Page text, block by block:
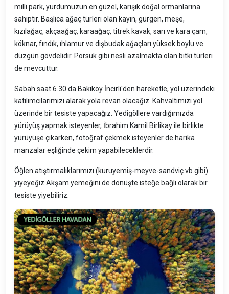
milli park, yurdumuzun en güzel, karışık doğal ormanlarına
sahiptir. Başlıca ağaç türleri olan kayın, gürgen, meşe,
kızılağaç, akçaağaç, karaağaç, titrek kavak, sarı ve kara çam,
köknar, fındık, ıhlamur ve dişbudak ağaçları yüksek boylu ve
düzgün gövdelidir. Porsuk gibi nesli azalmakta olan bitki türleri
de mevcuttur.
Sabah saat 6.30 da Bakıköy İncirli'den hareketle, yol üzerindeki
katılımcılarımızı alarak yola revan olacağız. Kahvaltımızı yol
üzerinde bir tesiste yapacağız. Yedigöllere vardığımızda
yürüyüş yapmak isteyenler, İbrahim Kamil Birlikay ile birlikte
yürüyüşe çıkarken, fotoğraf çekmek isteyenler de harika
manzalar eşliğinde çekim yapabileceklerdir.
Öğlen atıştırmalıklarımızı (kuruyemiş-meyve-sandviç vb.gibi)
yiyeyeğiz.Akşam yemeğini de dönüşte isteğe bağlı olarak bir
tesiste yiyebiliriz.